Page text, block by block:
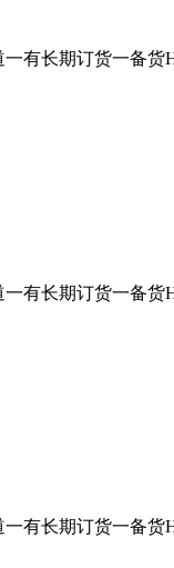
有长期订货一备货
有长期订货一备货
有长期订货一备货